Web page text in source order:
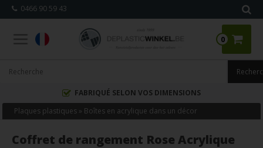
0466 90 59 43
0
FABRIQUÉ SELON VOS DIMENSIONS
Plaques plastiques » Boîtes en acrylique dans un décor
Coffret de rangement Rose Acrylique